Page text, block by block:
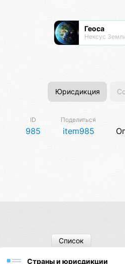
Геоса
Нексус
Юрисдикция
ID
985
Поделиться
item985
Страны и юрисдикции
Список